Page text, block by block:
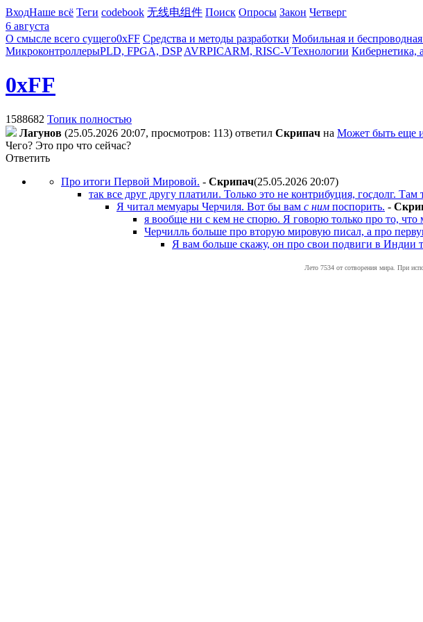
ВходНаше всё Теги codebook 无线电组件 Поиск Опросы Закон Четверг
6 августа
О смысле всего сущего0xFF Средства и методы разработки Мобильная и беспроводная
МикроконтроллерыPLD, FPGA, DSP AVRPICARM, RISC-VТехнологии Кибернетика,
0xFF
1588682 Топик полностью
Лaгyнoв (25.05.2026 20:07, просмотров: 113) ответил Cкpипaч на Может быть еще
Чего? Это про что сейчас?
Ответить
Про итоги Первой Мировой. - Cкpипaч(25.05.2026 20:07)
так все друг другу платили. Только это не контрибуция, госдолг.
Я читал мемуары Черчиля. Вот бы вам с ним поспорить. -
я вообще ни с кем не спорю. Я говорю только про то,
Черчилль больше про вторую мировую писал, а про
Я вам больше скажу, он про свои подвиги в Индии
Лето 7534 от сотворения мира. При